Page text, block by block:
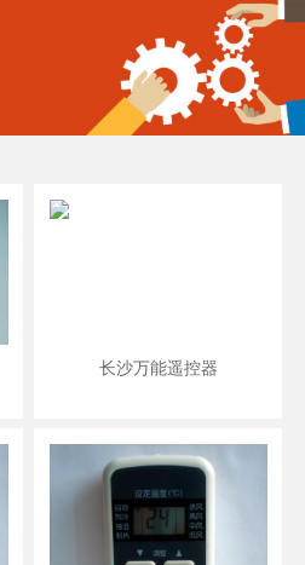
长沙万能遥控器